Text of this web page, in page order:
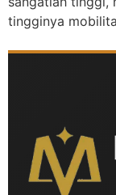
tingginya